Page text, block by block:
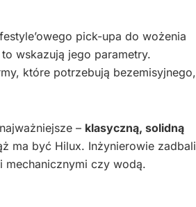
pick-upa do wożenia
wskazują jego parametry.
które potrzebują bezemisyjnego,
– klasyczną, solidną
ma być Hilux. Inżynierowie zadbali
mechanicznymi czy wodą.